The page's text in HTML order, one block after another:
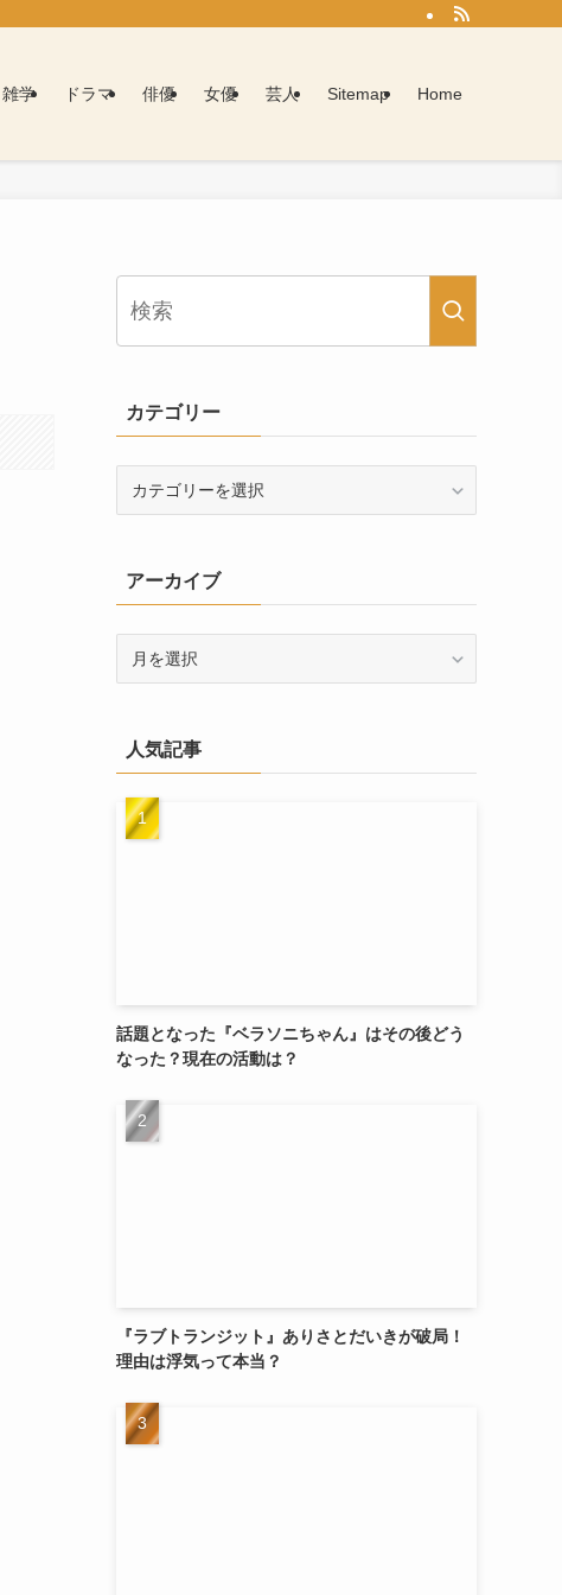
雑学 ドラマ 俳優 女優 芸人 Sitemap Home
カテゴリー
ーアーカイブ
ブ人気記事
話題となった『ベラソニちゃん』はその後どう
なった？現在の活動は？
『ラブトランジット』ありさとだいきが破局！
理由は浮気って本当？